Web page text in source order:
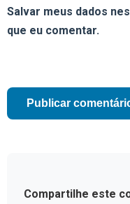
Salvar meus dados
que eu comentar.
Compartilhe este